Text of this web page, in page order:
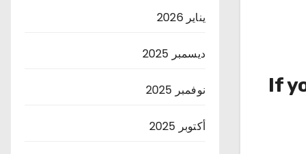
If
يناير 2026
ديسمبر 2025
نوفمبر 2025
أكتوبر 2025